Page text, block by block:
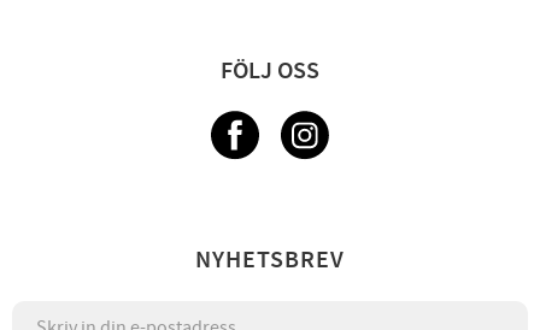
FÖLJ OSS
NYHETSBREV